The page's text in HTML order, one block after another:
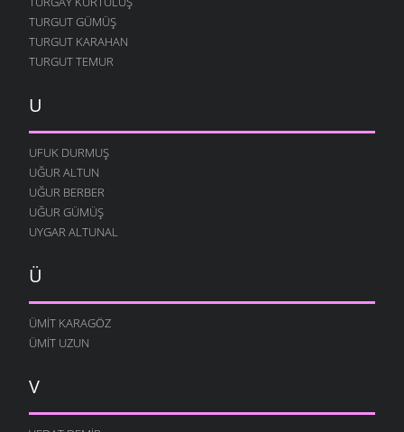
TURGUT GÜMÜŞ
TURGUT KARAHAN
TURGUT TEMUR
U
UFUK DURMUŞ
UĞUR ALTUN
UĞUR BERBER
UĞUR GÜMÜŞ
UYGAR ALTUNAL
Ü
ÜMIT KARAGÖZ
ÜMIT UZUN
V